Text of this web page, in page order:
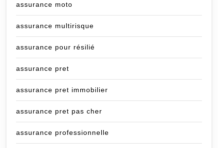
assurance moto
assurance multirisque
assurance pour résilié
assurance pret
assurance pret immobilier
assurance pret pas cher
assurance professionnelle